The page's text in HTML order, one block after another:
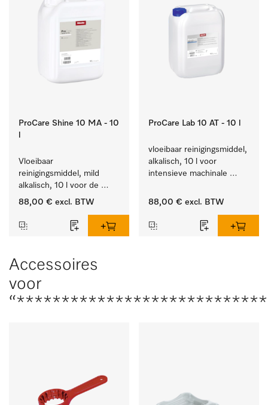
ProCare Shine 10 MA - 10
Vloeibaar
reinigingsmiddel, mild
alkalisch, 10 l voor de
reiniging van lichte
bestek en glazen.
88,00 € excl. BTW
ProCare Lab 10 AT - 10 l
vloeibaar reinigingsmiddel,
alkalisch, 10 l voor
intensieve machinale
laboratoriumglaswerk en -
88,00 € excl. BTW
Accessoires
voor